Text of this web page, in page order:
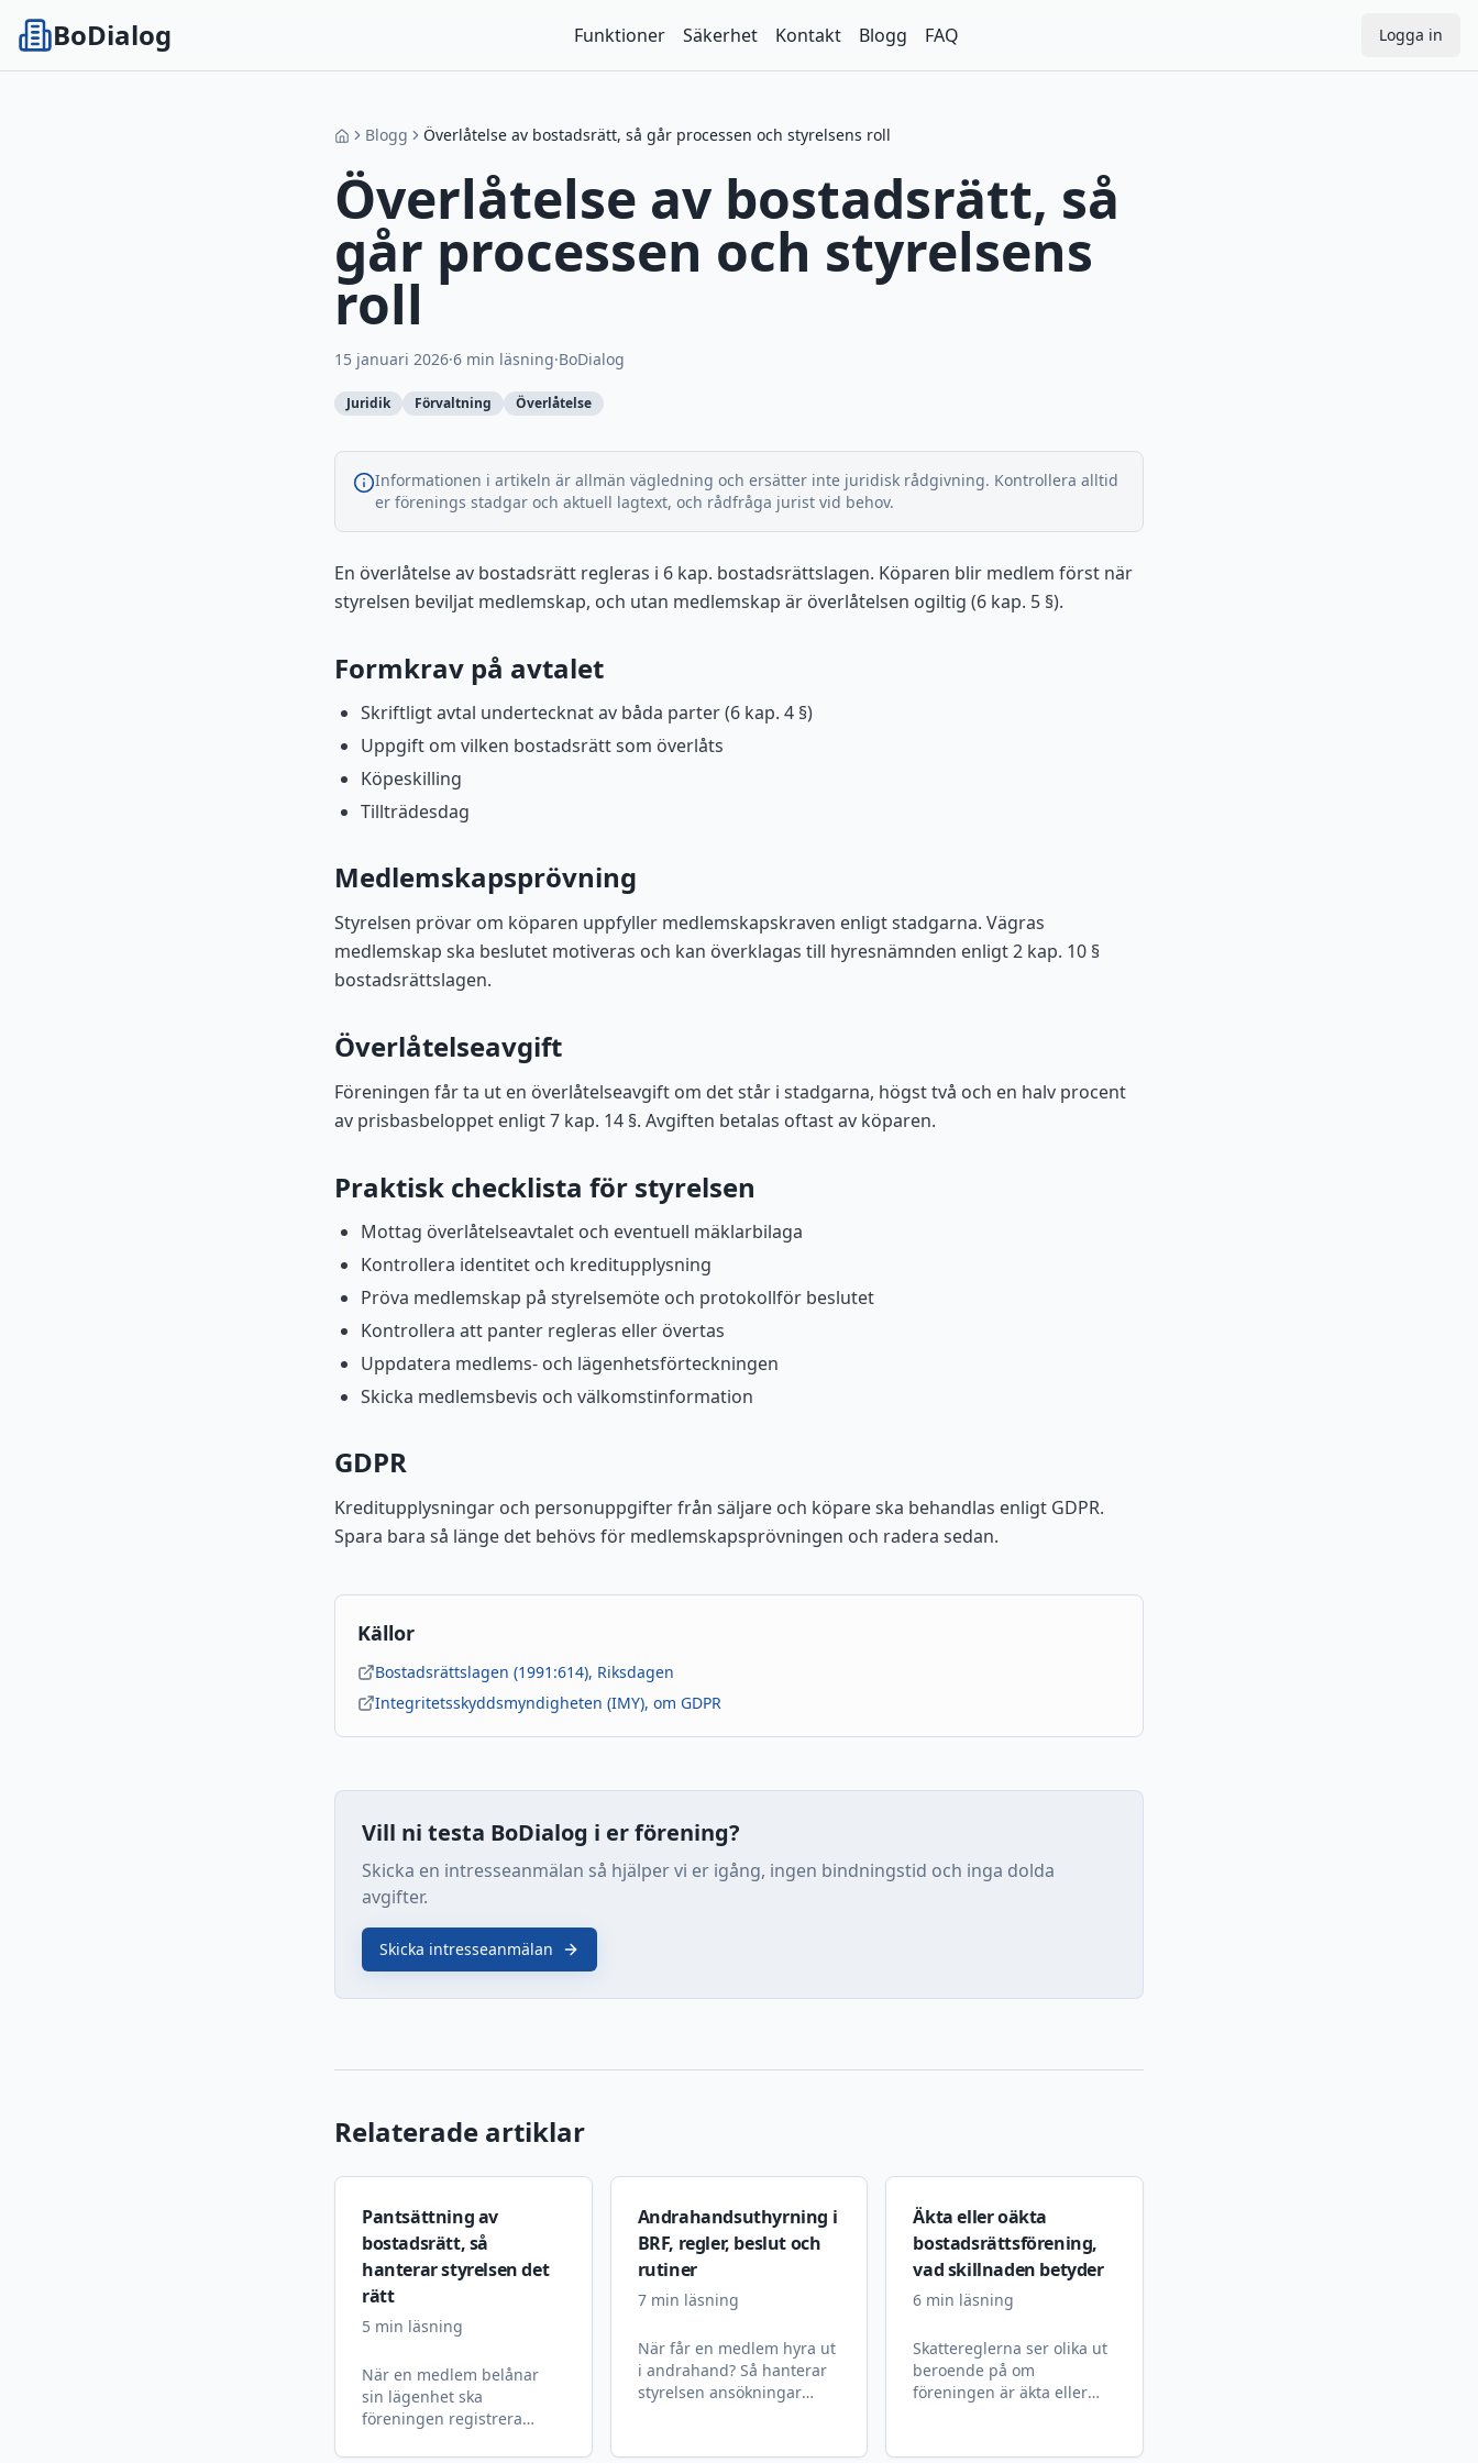
BoDialog Funktioner Säkerhet Kontakt Blogg FAQ Logga in
Blogg Överlåtelse av bostadsrätt, så går processen och styrelsens roll
Överlåtelse av bostadsrätt, så
går processen och styrelsens
roll
15 januari 2026·6 min läsning·BoDialog
Juridik Förvaltning Överlåtelse
Informationen i artikeln är allmän vägledning och ersätter inte juridisk rådgivning. Kontrollera alltid
er förenings stadgar och aktuell lagtext, och rådfråga jurist vid behov.
En överlåtelse av bostadsrätt regleras i 6 kap. bostadsrättslagen. Köparen blir medlem först när
styrelsen beviljat medlemskap, och utan medlemskap är överlåtelsen ogiltig (6 kap. 5 §).
Formkrav på avtalet
Skriftligt avtal undertecknat av båda parter (6 kap. 4 §)
Uppgift om vilken bostadsrätt som överlåts
Köpeskilling
Tillträdesdag
Medlemskapsprövning
Styrelsen prövar om köparen uppfyller medlemskapskraven enligt stadgarna. Vägras
medlemskap ska beslutet motiveras och kan överklagas till hyresnämnden enligt 2 kap. 10 §
bostadsrättslagen.
Överlåtelseavgift
Föreningen får ta ut en överlåtelseavgift om det står i stadgarna, högst två och en halv procent
av prisbasbeloppet enligt 7 kap. 14 §. Avgiften betalas oftast av köparen.
Praktisk checklista för styrelsen
Mottag överlåtelseavtalet och eventuell mäklarbilaga
Kontrollera identitet och kreditupplysning
Pröva medlemskap på styrelsemöte och protokollför beslutet
Kontrollera att panter regleras eller övertas
Uppdatera medlems- och lägenhetsförteckningen
Skicka medlemsbevis och välkomstinformation
GDPR
Kreditupplysningar och personuppgifter från säljare och köpare ska behandlas enligt GDPR.
Spara bara så länge det behövs för medlemskapsprövningen och radera sedan.
Källor
Bostadsrättslagen (1991:614), Riksdagen
Integritetsskyddsmyndigheten (IMY), om GDPR
Vill ni testa BoDialog i er förening?
Skicka en intresseanmälan så hjälper vi er igång, ingen bindningstid och inga dolda
avgifter.
Skicka intresseanmälan
Relaterade artiklar
Pantsättning av
bostadsrätt, så
hanterar styrelsen det
rätt
5 min läsning
När en medlem belånar
sin lägenhet ska
föreningen registrera
Andrahandsuthyrning i
BRF, regler, beslut och
rutiner
7min läsning
När får en medlem hyra ut
i andrahand? Så hanterar
styrelsen ansökningar
Äkta eller oäkta
bostadsrättsförening,
vad skillnaden betyder
6 min läsning
Skattereglerna ser olika ut
beroende på om
föreningen är äkta eller
att bli klassade som oäkta.